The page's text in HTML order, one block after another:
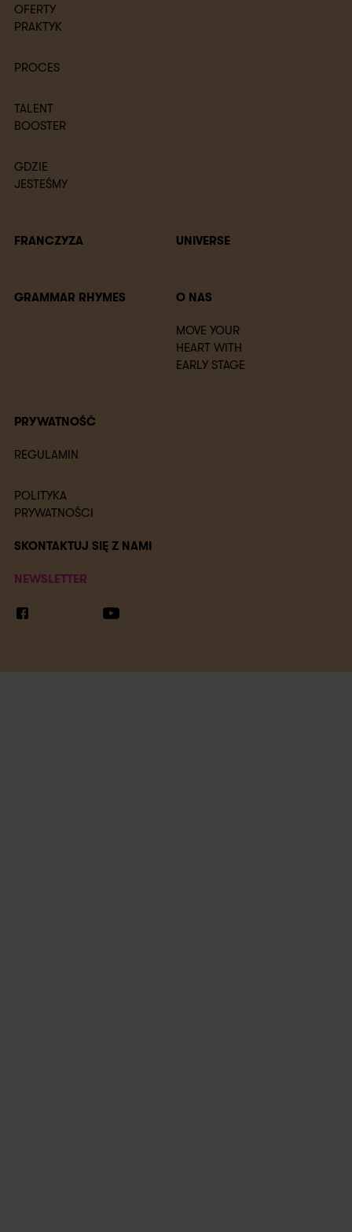
OFERTY
PRAKTYK
PROCES
TALENT
BOOSTER
GDZIE
JESTEŚMY
FRANCZYZA UNIVERSE
GRAMMAR RHYMES O NAS
MOVE YOUR
HEART WITH
EARLY STAGE
PRYWATNOŚĆ
REGULAMIN
POLITYKA
PRYWATNOŚCI
SKONTAKTUJ SIĘ Z NAMI
NEWSLETTER